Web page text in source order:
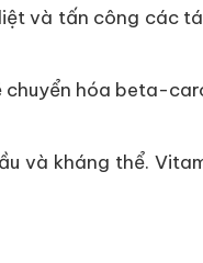
và tấn công các
hóa beta-
và kháng thể.